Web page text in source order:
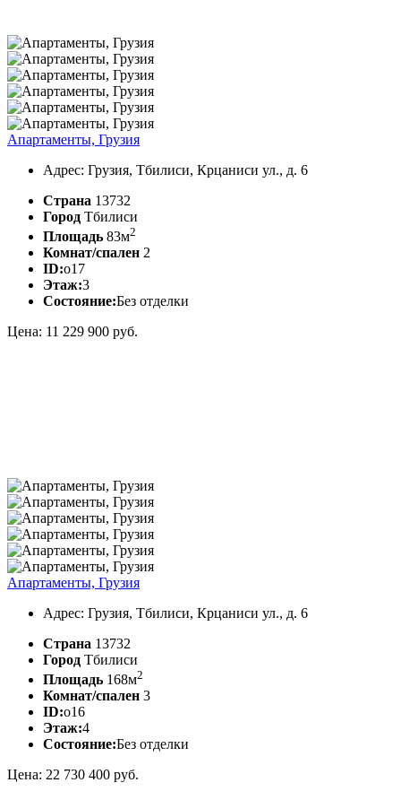
Апартаменты, Грузия
Адрес: Грузия, Тбилиси, Крцаниси ул., д. 6
Страна 13732
Город Тбилиси
Площадь 83м2
Комнат/спален 2
ID:o17
Этаж:3
Состояние:Без отделки
Цена: 11 229 900 руб.
Апартаменты, Грузия
Адрес: Грузия, Тбилиси, Крцаниси ул., д. 6
Страна 13732
Город Тбилиси
Площадь 168м2
Комнат/спален 3
ID:o16
Этаж:4
Состояние:Без отделки
Цена: 22 730 400 руб.